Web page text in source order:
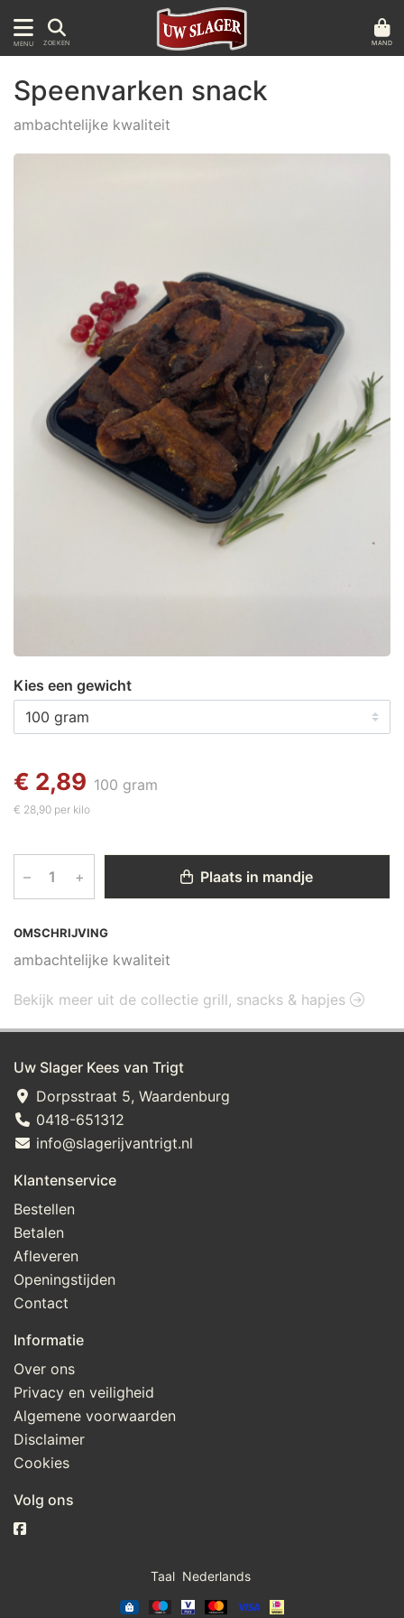
MENU ZOEKEN MAND
OMSCHRIJVING
ambachtelijke kwaliteit
Speenvarken snack
ambachtelijke kwaliteit
Kies een gewicht
€ 2,89 100 gram
€ 28,90 per kilo
– + Plaats in mandje
Bekijk meer uit de collectie grill, snacks & hapjes
Uw Slager Kees van Trigt
Dorpsstraat 5, Waardenburg
0418-651312
info@slagerijvantrigt.nl
Klantenservice
Bestellen
Betalen
Afleveren
Openingstijden
Contact
Informatie
Over ons
Privacy en veiligheid
Algemene voorwaarden
Disclaimer
Cookies
Volg ons
Taal